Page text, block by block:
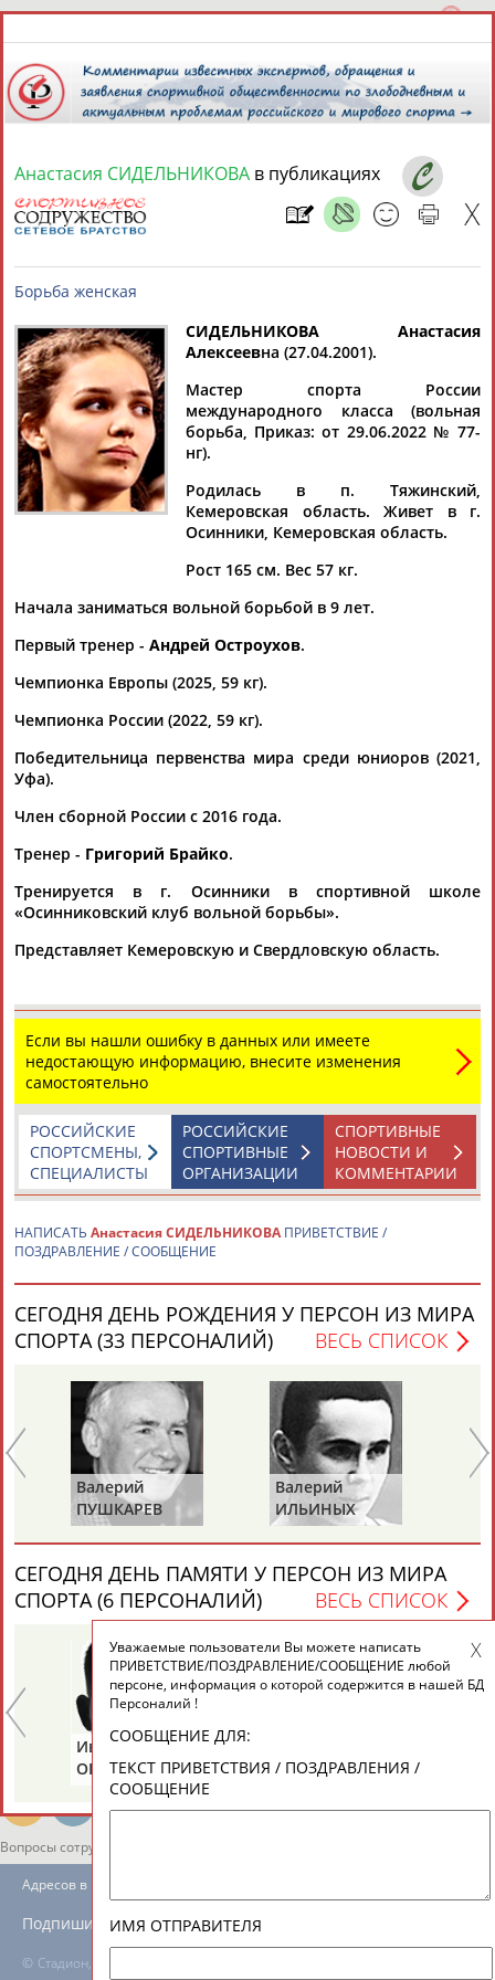
7 августа 2026 года,14:10
СПОРТСМЕНЫ, ТРЕНЕРЫ И СПЕЦИАЛИСТЫ
Найдено: 13181персон Расширенный поиск
Аслаудин
АБАЕВ
Елена
АБАИМОВА
АБАКУМОВА
АБАЛАКИНА
АБАРЕНОВ
АБАСОВА
АБАЧАРАЕВ
АБАШИДЗЕ
Флюра
БУЛАТОВА
Татьяна
Акжана
Каримжан
АБДРАХМАНОВ
Аделя
АБДРАХМАНОВА
Андрей
АБДУВАЛИЕВ
Герман
АБДУЛАЕВ
Рамазан
Тагир
Камиль
Загалав
Камалудин
АБДУЛДАУДОВ
Абдула
АБДУЛЖАЛИЛОВ
Магомед
АБДУЛКАГИРОВ
Назир
АБДУЛЛАЕВ
24 персон из 13181
ЕЩЁ ПЕРСОНЫ
ТАБЛО АКТИВНОСТИ
ЦЕЛИ ПРОЕКТА КОНТАКТЫ
Вопросы сотрудничества и совместной деятельности
© Стадион, 1998-2026
Адресов в новостной рассылке: 996
Подпишись
Анастасия СИДЕЛЬНИКОВА в публикациях
Борьба женская
СИДЕЛЬНИКОВА Анастасия
Алексеевна (27.04.2001).
Мастер спорта России
международного класса (вольная
борьба, Приказ: от 29.06.2022 № 77-
нг).
Родилась в п. Тяжинский,
Кемеровская область. Живет в г.
Осинники, Кемеровская область.
Рост 165 см. Вес 57 кг.
Начала заниматься вольной борьбой в 9 лет.
Первый тренер - Андрей Остроухов.
Чемпионка Европы (2025, 59 кг).
Чемпионка России (2022, 59 кг).
Победительница первенства мира среди юниоров (2021,
Уфа).
Член сборной России с 2016 года.
Тренер - Григорий Брайко.
Тренируется в г. Осинники в спортивной школе
«Осинниковский клуб вольной борьбы».
Представляет Кемеровскую и Свердловскую область.
Если вы нашли ошибку в данных или имеете
недостающую информацию, внесите изменения
самостоятельно
СПОРТИВНЫЕ
НОВОСТИ И
КОММЕНТАРИИ
РОССИЙСКИЕ
СПОРТИВНЫЕ
ОРГАНИЗАЦИИ
РОССИЙСКИЕ
СПОРТСМЕНЫ,
СПЕЦИАЛИСТЫ
НАПИСАТЬ Анастасия СИДЕЛЬНИКОВА ПРИВЕТСТВИЕ /
ПОЗДРАВЛЕНИЕ / СООБЩЕНИЕ
СЕГОДНЯ ДЕНЬ РОЖДЕНИЯ У ПЕРСОН ИЗ МИРА
СПОРТА (33 ПЕРСОНАЛИЙ)
ВЕСЬ СПИСОК
Валерий
ПУШКАРЕВ
Валерий
ИЛЬИНЫХ
СЕГОДНЯ ДЕНЬ ПАМЯТИ У ПЕРСОН ИЗ МИРА
СПОРТА (6 ПЕРСОНАЛИЙ)
ВЕСЬ СПИСОК
Иван
ОГАНОВ
Борис
ЦЫБИН
Уважаемые пользователи Вы можете написать
ПРИВЕТСТВИЕ/ПОЗДРАВЛЕНИЕ/СООБЩЕНИЕ любой
персоне, информация о которой содержится в нашей БД
Персоналий !
СООБЩЕНИЕ ДЛЯ:
ТЕКСТ ПРИВЕТСТВИЯ / ПОЗДРАВЛЕНИЯ /
СООБЩЕНИЕ
ИМЯ ОТПРАВИТЕЛЯ